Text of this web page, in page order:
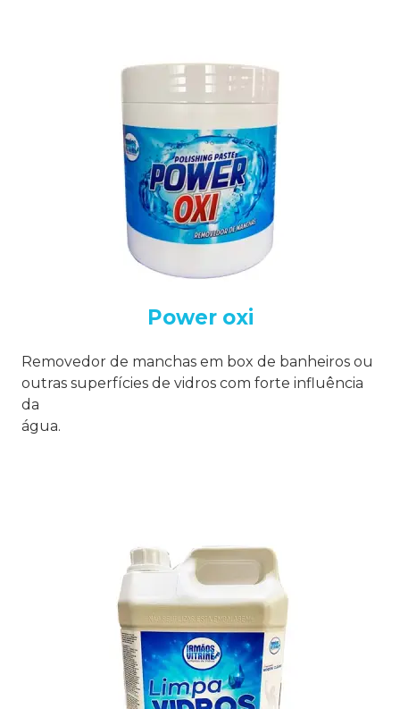
Power oxi
Removedor de manchas em box de banheiros ou
outras superfícies de vidros com forte influência
da
água.